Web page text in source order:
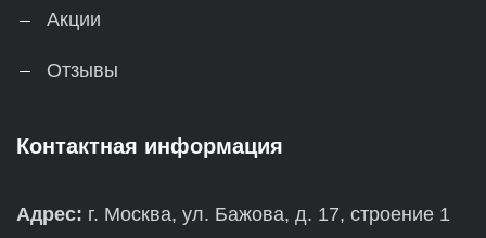
Акции
Отзывы
Контактная информация
Адрес: г. Москва, ул. Бажова, д. 17, строение 1